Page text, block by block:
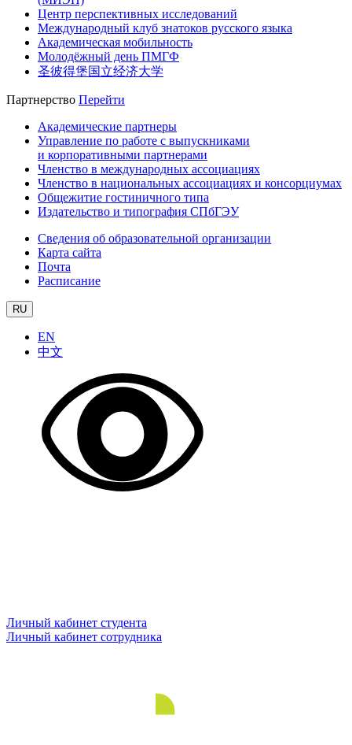
Центр перспективных исследований
Международный клуб знатоков русского языка
Академическая мобильность
Молодёжный день ПМГФ
圣彼得堡国立经济大学
Партнерство Перейти
Академические партнеры
Управление по работе с выпускниками
и корпоративными партнерами
Членство в международных ассоциациях
Членство в национальных ассоциациях и консорциумах
Общежитие гостиничного типа
Издательство и типография СПбГЭУ
Сведения об образовательной организации
Карта сайта
Почта
Расписание
RU
EN
中文
Личный кабинет студента
Личный кабинет сотрудника